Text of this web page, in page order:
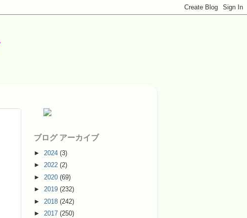
ブログ アーカイブ
► 2024 (3)
► 2022 (2)
► 2020 (69)
► 2019 (232)
► 2018 (242)
► 2017 (250)